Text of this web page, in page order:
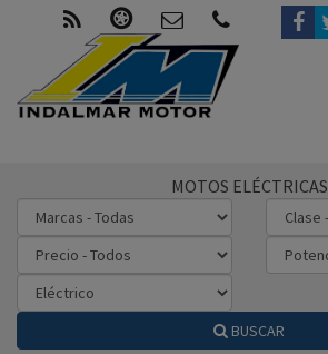
MOTOS ELÉCTRICAS
BUSCAR